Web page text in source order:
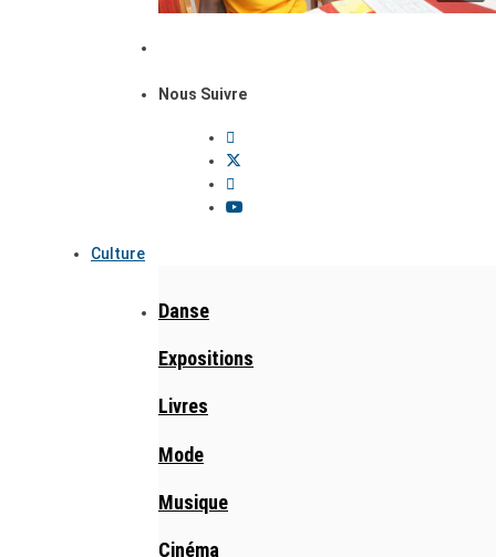
Nous Suivre
Culture
Danse
Expositions
Livres
Mode
Musique
Cinéma